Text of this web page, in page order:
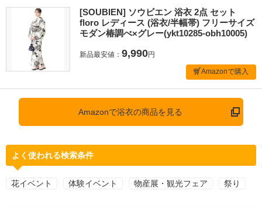
[SOUBIEN] ソウビエン 浴衣 2点 セット
floro レディース (浴衣/半幅帯) フリーサイズ
モダン椿調べ×グレー(ykt10285-obh10005)
新品最安値： 9,990円
Amazonで購入
Amazonで浴衣の商品を見る
よく使われる検索条件
花イベント 体験イベント 物産展・観光フェア 祭り